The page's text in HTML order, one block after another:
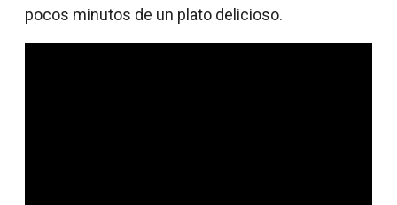
pocos minutos de un plato delicioso.